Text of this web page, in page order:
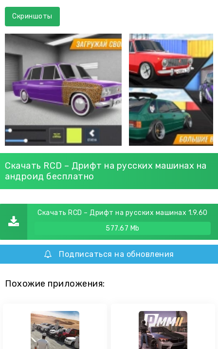
Скриншоты
Скачать RCD – Дрифт на русских машинах на
андроид бесплатно
Скачать RCD – Дрифт на русских машинах 1.9.60
577.67 Mb
Подписаться на обновления
Похожие приложения: